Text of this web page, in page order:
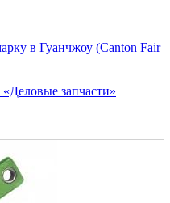
в Гуанчжоу (Canton Fair
запчасти»